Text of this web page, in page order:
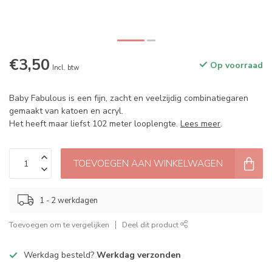
€3,50 Incl. btw Op voorraad
Baby Fabulous is een fijn, zacht en veelzijdig combinatiegaren
gemaakt van katoen en acryl.
Het heeft maar liefst 102 meter looplengte. Lees meer.
TOEVOEGEN AAN WINKELWAGEN
1 - 2 werkdagen
Toevoegen om te vergelijken Deel dit product
Werkdag besteld? Werkdag verzonden